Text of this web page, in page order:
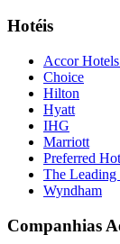
Hotéis
Accor
Choice
Hilton
Hyatt
IHG
Marriott
Preferred
The
Wyndham
Companhias